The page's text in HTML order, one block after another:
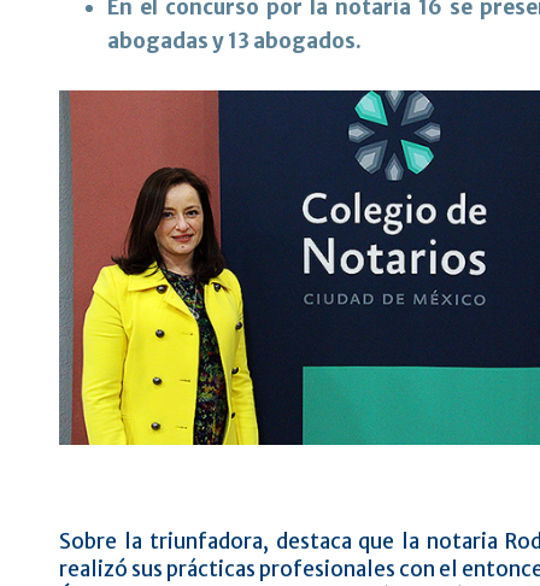
En el concurso por la notaría 16 se
abogadas y 13 abogados.
Sobre la triunfadora, destaca que la notaria
realizó sus prácticas profesionales con el